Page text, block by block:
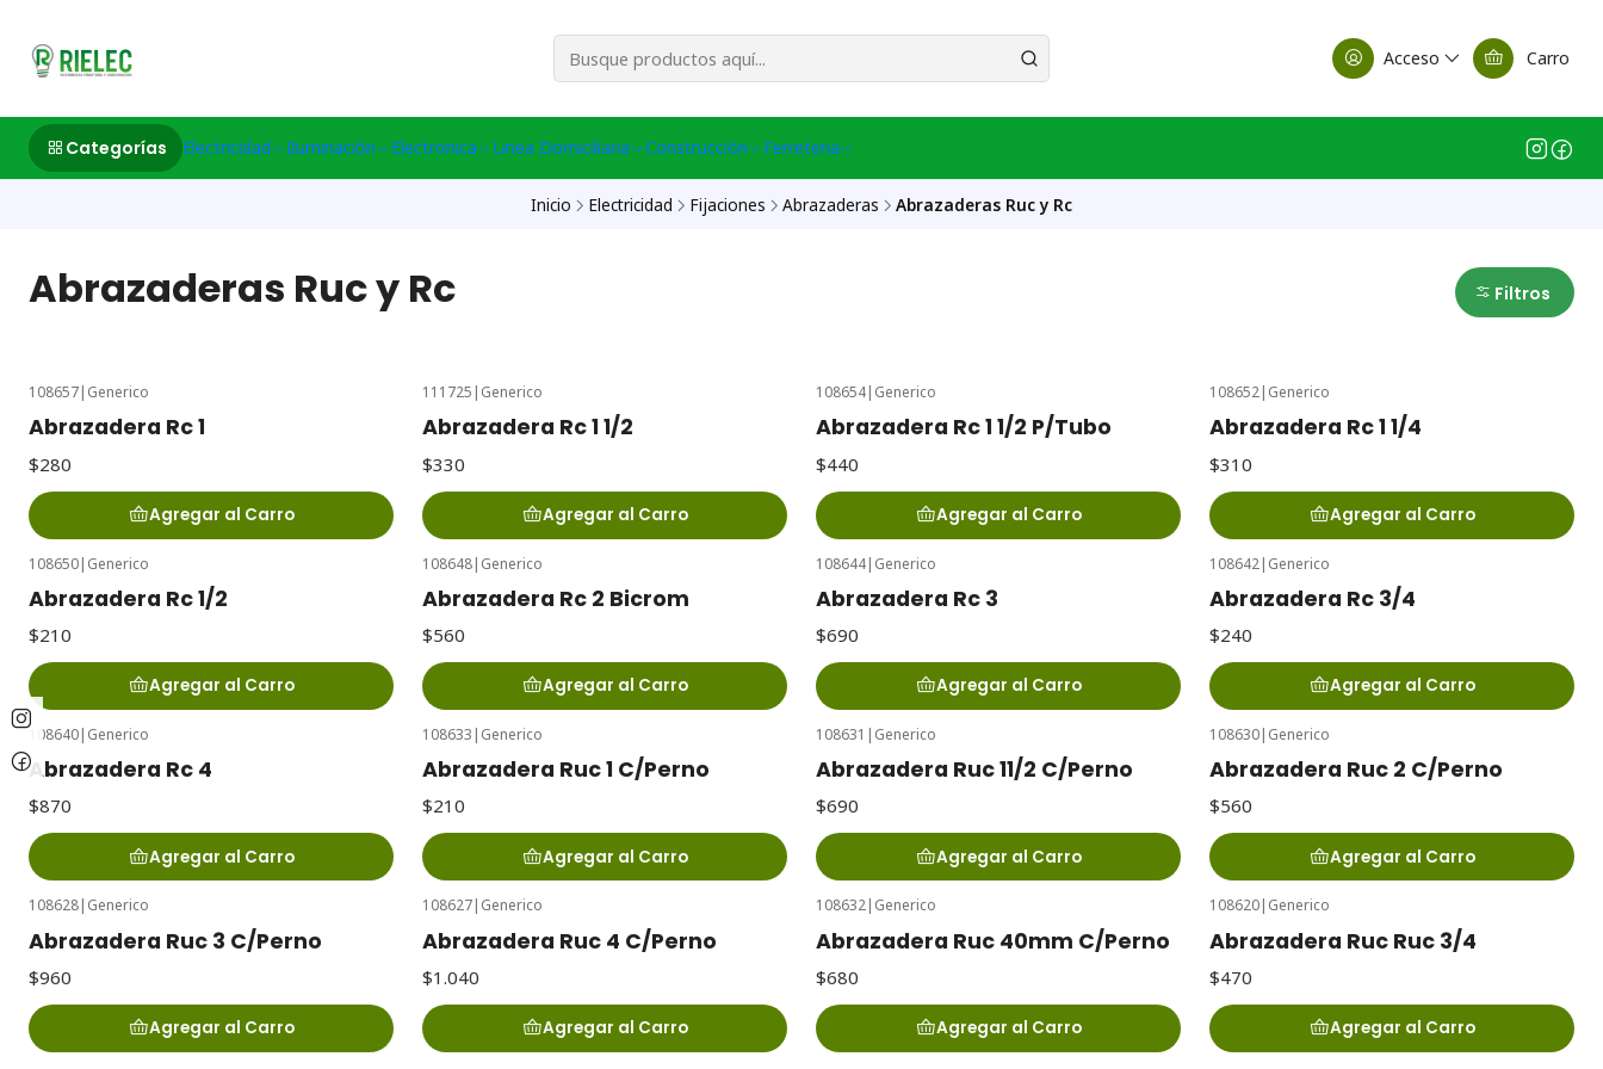
Acceso Carro
Categorías Electricidad Iluminación Electronica Linea Domiciliaria Construcción Ferreteria
Inicio Electricidad Fijaciones Abrazaderas Abrazaderas Ruc y Rc
Abrazaderas Ruc y Rc Filtros
108657| Generico
Abrazadera Rc 1
$280
Agregar al Carro
111725 | Generico
Abrazadera Rc 1 1/2
$330
Agregar al Carro
108654| Generico
Abrazadera Rc 1 1/2 P/Tubo
$440
Agregar al Carro
108652| Generico
Abrazadera Rc 1 1/4
$310
Agregar al Carro
108650| Generico
Abrazadera Rc 1/2
$210
Agregar al Carro
108648| Generico
Abrazadera Rc 2 Bicrom
$560
Agregar al Carro
108644| Generico
Abrazadera Rc 3
$690
Agregar al Carro
108642| Generico
Abrazadera Rc 3/4
$240
Agregar al Carro
108640| Generico
Abrazadera Rc 4
$870
Agregar al Carro
108633 | Generico
Abrazadera Ruc 1 C/Perno
$210
Agregar al Carro
108631 | Generico
Abrazadera Ruc 11/2 C/Perno
$690
Agregar al Carro
108630| Generico
Abrazadera Ruc 2 C/Perno
$560
Agregar al Carro
108628| Generico
Abrazadera Ruc 3 C/Perno
$960
Agregar al Carro
108627| Generico
Abrazadera Ruc 4 C/Perno
$1.040
Agregar al Carro
108632| Generico
Abrazadera Ruc 40mm C/Perno
$680
Agregar al Carro
108620| Generico
Abrazadera Ruc Ruc 3/4
$470
Agregar al Carro